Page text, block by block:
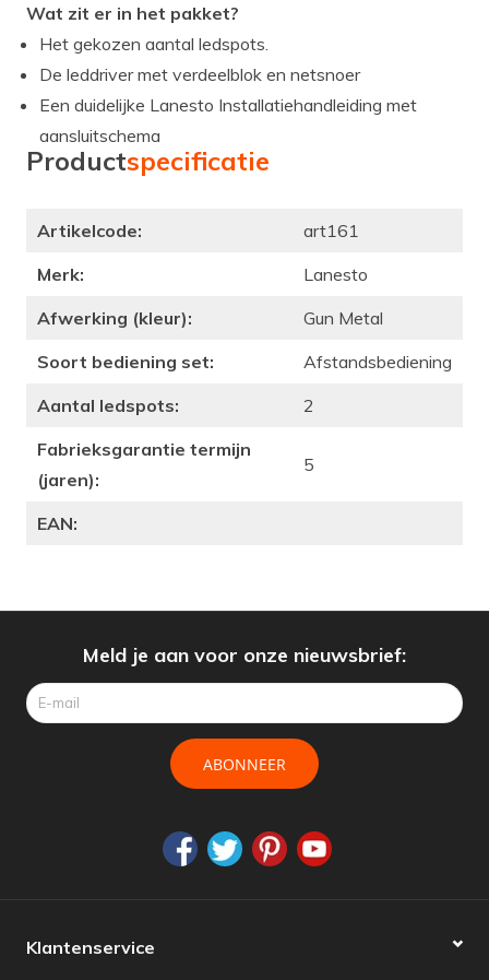
Wat zit er in het pakket?
Het gekozen aantal ledspots.
De leddriver met verdeelblok en netsnoer
Een duidelijke Lanesto Installatiehandleiding met
aansluitschema
Productspecificatie
Artikelcode:
art161
Merk:
Lanesto
Afwerking (kleur):
Gun Metal
Soort bediening set:
Afstandsbediening
Aantal ledspots:
2
Fabrieksgarantie termijn
(jaren):
5
EAN:
Meld je aan voor onze nieuwsbrief:
ABONNEER
Klantenservice